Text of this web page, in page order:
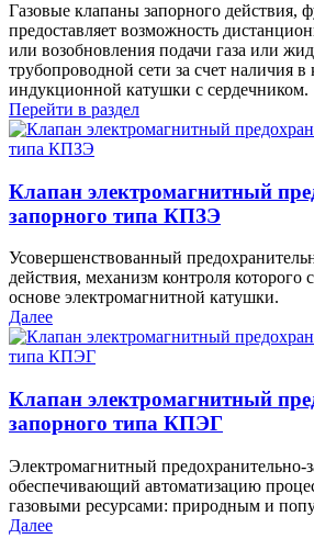
Газовые клапаны запорного действия,
предоставляет возможность
или возобновления подачи газа или
трубопроводной сети за счет наличия
индукционной катушки с сердечником.
Перейти в раздел
Клапан электромагнитный
запорного типа КПЗЭ
Усовершенствованный
действия, механизм контроля которого
основе электромагнитной катушки.
Далее
Клапан электромагнитный
запорного типа КПЭГ
Электромагнитный предохранительно-
обеспечивающий автоматизацию
газовыми ресурсами: природным и
Далее